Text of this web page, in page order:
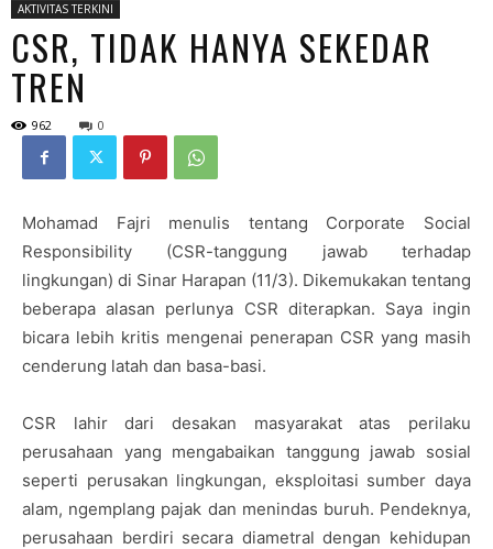
AKTIVITAS TERKINI
CSR, TIDAK HANYA SEKEDAR
TREN
962 0
Mohamad Fajri menulis tentang Corporate Social
Responsibility (CSR-tanggung jawab terhadap
lingkungan) di Sinar Harapan (11/3). Dikemukakan tentang
beberapa alasan perlunya CSR diterapkan. Saya ingin
bicara lebih kritis mengenai penerapan CSR yang masih
cenderung latah dan basa-basi.
CSR lahir dari desakan masyarakat atas perilaku
perusahaan yang mengabaikan tanggung jawab sosial
seperti perusakan lingkungan, eksploitasi sumber daya
alam, ngemplang pajak dan menindas buruh. Pendeknya,
perusahaan berdiri secara diametral dengan kehidupan